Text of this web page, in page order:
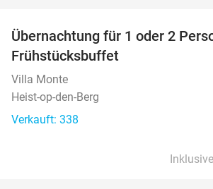
Übernachtung für 1 oder 2
Frühstücksbuffet
Villa Monte
Heist-op-den-Berg
Verkauft: 338